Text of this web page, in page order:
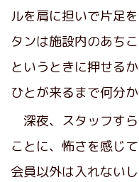
ルを肩に担いで片足
タンは施設内のあち
というときに押せる
ひとが来るまで何分か
深夜、スタッフす
ことに、怖さを感じ
会員以外は入れない